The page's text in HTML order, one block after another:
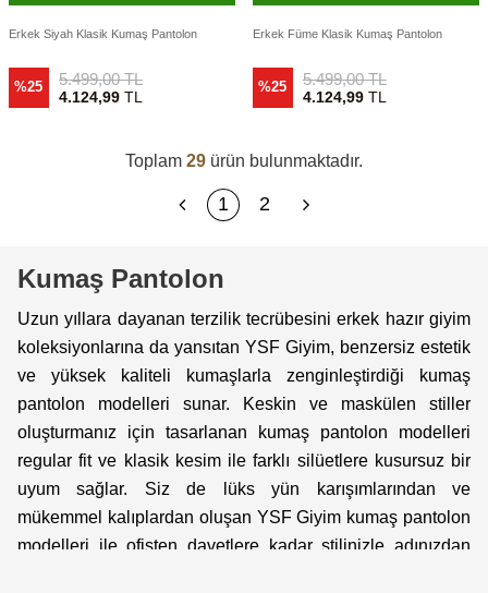
Erkek Siyah Klasik Kumaş Pantolon
%25 5.499,00TL
4.124,99TL
Erkek Füme Klasik Kumaş Pantolon
%25 5.499,00TL
4.124,99TL
Toplam 29 ürün bulunmaktadır.
1 2
Kumaş Pantolon
Uzun yıllara dayanan terzilik tecrübesini erkek hazır giyim
koleksiyonlarına da yansıtan YSF Giyim, benzersiz estetik
ve yüksek kaliteli kumaşlarla zenginleştirdiği kumaş
pantolon modelleri sunar. Keskin ve maskülen stiller
oluşturmanız için tasarlanan kumaş pantolon modelleri
regular fit ve klasik kesim ile farklı silüetlere kusursuz bir
uyum sağlar. Siz de lüks yün karışımlarından ve
mükemmel kalıplardan oluşan YSF Giyim kumaş pantolon
modelleri ile ofisten davetlere kadar stilinizle adınızdan